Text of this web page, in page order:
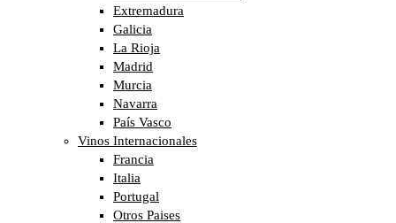
Extremadura
Galicia
La Rioja
Madrid
Murcia
Navarra
País Vasco
Vinos Internacionales
Francia
Italia
Portugal
Otros Paises